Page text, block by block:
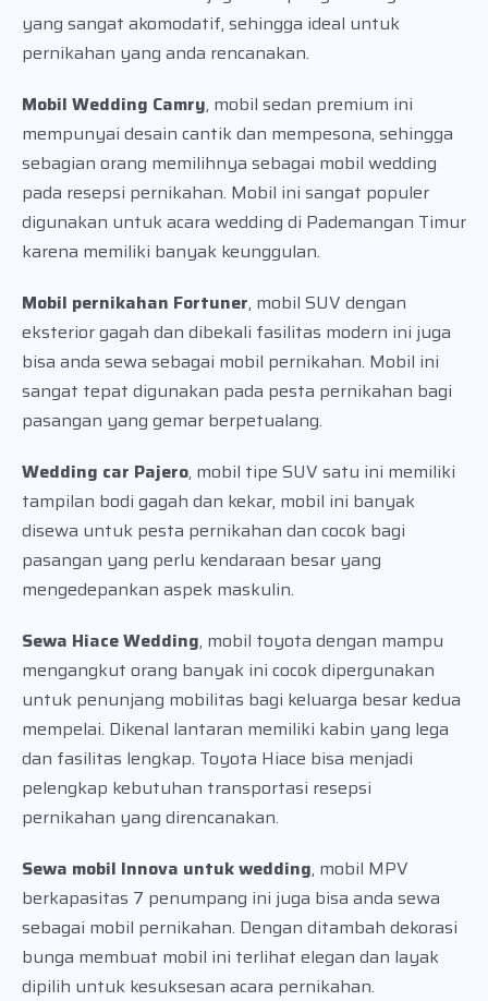
yang sangat akomodatif, sehingga ideal untuk
pernikahan yang anda rencanakan.
Mobil Wedding Camry, mobil sedan premium ini
mempunyai desain cantik dan mempesona, sehingga
sebagian orang memilihnya sebagai mobil wedding
pada resepsi pernikahan. Mobil ini sangat populer
digunakan untuk acara wedding di Pademangan Timur
karena memiliki banyak keunggulan.
Mobil pernikahan Fortuner, mobil SUV dengan
eksterior gagah dan dibekali fasilitas modern ini juga
bisa anda sewa sebagai mobil pernikahan. Mobil ini
sangat tepat digunakan pada pesta pernikahan bagi
pasangan yang gemar berpetualang.
Wedding car Pajero, mobil tipe SUV satu ini memiliki
tampilan bodi gagah dan kekar, mobil ini banyak
disewa untuk pesta pernikahan dan cocok bagi
pasangan yang perlu kendaraan besar yang
mengedepankan aspek maskulin.
Sewa Hiace Wedding, mobil toyota dengan mampu
mengangkut orang banyak ini cocok dipergunakan
untuk penunjang mobilitas bagi keluarga besar kedua
mempelai. Dikenal lantaran memiliki kabin yang lega
dan fasilitas lengkap. Toyota Hiace bisa menjadi
pelengkap kebutuhan transportasi resepsi
pernikahan yang direncanakan.
Sewa mobil Innova untuk wedding, mobil MPV
berkapasitas 7 penumpang ini juga bisa anda sewa
sebagai mobil pernikahan. Dengan ditambah dekorasi
bunga membuat mobil ini terlihat elegan dan layak
dipilih untuk kesuksesan acara pernikahan.